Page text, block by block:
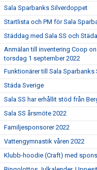
Sala Sparbanks Silverdoppet
Startlista och PM för Sala
Städdag med Sala SS och
Anmälan till inventering Coop
torsdag 1 september 2022
Funktionärer till Sala
Städa Sverige
Sala SS har erhållit stöd från
Sala SS årsmöte 2022
Familjesponsorer 2022
Vattengymnastik våren 2022
Klubb-hoodie (Craft) med